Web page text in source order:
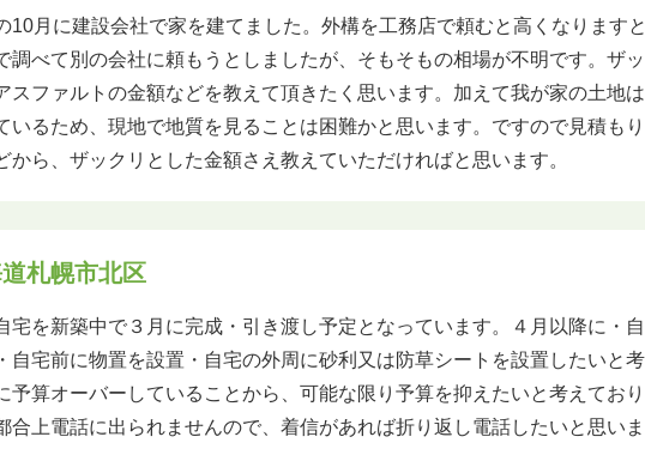
10月に建設会社で家を建てました。外構を工務店で頼むと高くなります
調べて別の会社に頼もうとしましたが、そもそもの相場が不明です。ザ
スファルトの金額などを教えて頂きたく思います。加えて我が家の土地
いるため、現地で地質を見ることは困難かと思います。ですので見積も
から、ザックリとした金額さえ教えていただければと思います。
札幌市北区
宅を新築中で３月に完成・引き渡し予定となっています。４月以降に・
自宅前に物置を設置・自宅の外周に砂利又は防草シートを設置したいと
予算オーバーしていることから、可能な限り予算を抑えたいと考えてお
合上電話に出られませんので、着信があれば折り返し電話したいと思い